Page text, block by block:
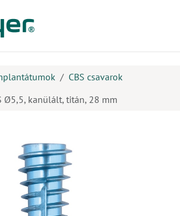
CBS csavarok
Ø5,5, kanülált, titán, 28 mm